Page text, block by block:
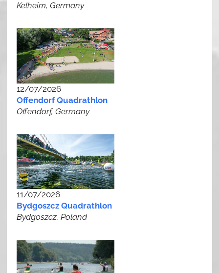
Kelheim, Germany
12/07/2026
Offendorf Quadrathlon
Offendorf, Germany
11/07/2026
Bydgoszcz Quadrathlon
Bydgoszcz, Poland